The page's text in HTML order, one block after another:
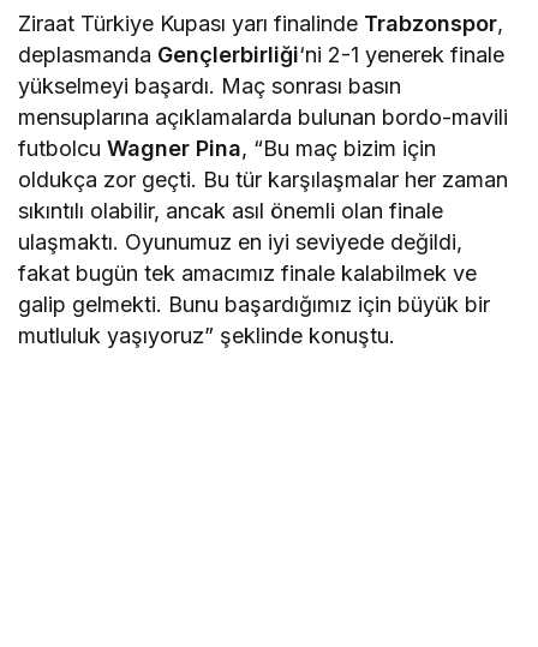
Ziraat Türkiye Kupası yarı finalinde Trabzonspor,
deplasmanda Gençlerbirliği‘ni 2-1 yenerek finale
yükselmeyi başardı. Maç sonrası basın
mensuplarına açıklamalarda bulunan bordo-mavili
futbolcuWagner Pina, “Bu maç bizim için
oldukça zor geçti. Bu tür karşılaşmalar her zaman
sıkıntılı olabilir, ancak asıl önemli olan finale
ulaşmaktı. Oyunumuz en iyi seviyede değildi,
fakat bugün tek amacımız finale kalabilmek ve
galip gelmekti. Bunu başardığımız için büyük bir
mutluluk yaşıyoruz” şeklinde konuştu.